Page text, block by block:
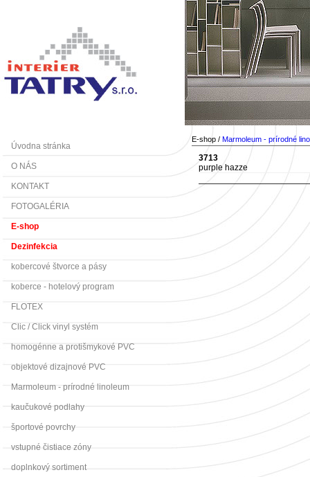
Úvodna stránka
O NÁS
KONTAKT
FOTOGALÉRIA
E-shop
Dezinfekcia
kobercové štvorce a pásy
koberce - hotelový program
FLOTEX
Clic / Click vinyl systém
homogénne a protišmykové PVC
objektové dizajnové PVC
Marmoleum - prírodné linoleum
kaučukové podlahy
športové povrchy
vstupné čistiace zóny
doplnkový sortiment
E-shop / Marmoleum - prírodné
3713
purple hazze